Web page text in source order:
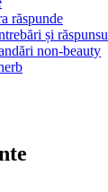
răspunde
și
non-beauty